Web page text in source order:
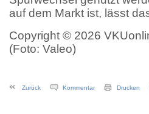
auf dem Markt ist, lässt
Copyright © 2026
(Foto: Valeo)
Zurück Kommentar Drucken